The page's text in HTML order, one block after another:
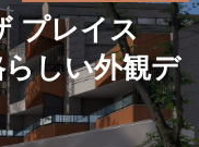
プレイス
しい外観デ